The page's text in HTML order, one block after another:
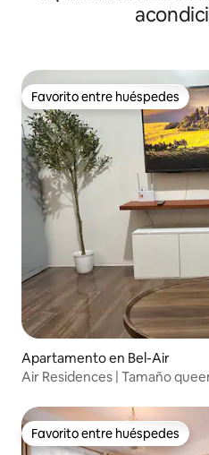
Favorito entre huéspedes
Favorito entre huéspedes
Apartamento en Bel-Air
Air Residences | Tamaño
Favorito entre huéspedes
Favorito entre huéspedes